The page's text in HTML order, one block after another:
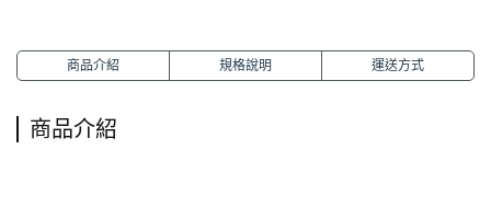
商品介紹 規格說明 運送方式
商品介紹